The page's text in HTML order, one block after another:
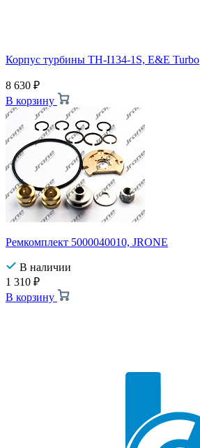
Корпус турбины TH-I134-1S, E&E Turbo
8 630 ₽
В корзину
Ремкомплект 5000040010, JRONE
В наличии
1 310 ₽
В корзину